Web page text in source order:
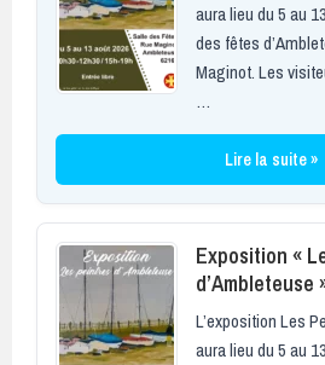
aura lieu du 5 au
des fêtes
Maginot. Les
…
Lire la suite »
Exposition «
d’Ambleteuse
L’exposition Les
aura lieu du 5 au